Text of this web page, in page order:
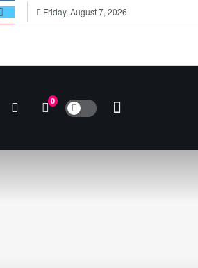
Friday, August 7, 2026
0 Dark mode